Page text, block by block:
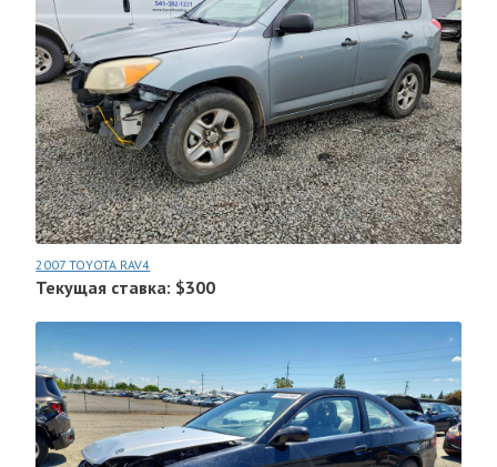
2007 TOYOTA RAV4
Текущая ставка: $300